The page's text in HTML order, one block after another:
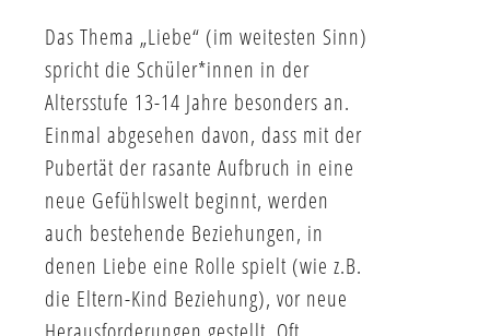
Das Thema „Liebe“ (im weitesten Sinn)
spricht die Schüler*innen in der
Altersstufe 13-14 Jahre besonders an.
Einmal abgesehen davon, dass mit der
Pubertät der rasante Aufbruch in eine
neue Gefühlswelt beginnt, werden
auch bestehende Beziehungen, in
denen Liebe eine Rolle spielt (wie z.B.
die Eltern-Kind Beziehung), vor neue